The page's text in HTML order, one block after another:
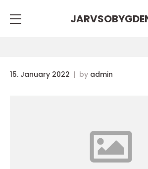
15. January 2022 by admin